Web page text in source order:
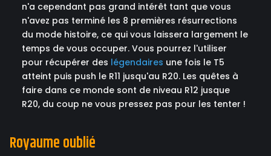
n'a cependant pas grand intérêt tant que vous
n'avez pas terminé les 8 premières résurrections
du mode histoire, ce qui vous laissera largement le
temps de vous occuper. Vous pourrez l'utiliser
pour récupérer des légendaires une fois le T5
atteint puis push le R11 jusqu'au R20. Les quêtes à
faire dans ce monde sont de niveau R12 jusque
R20, du coup ne vous pressez pas pour les tenter !
Royaume oublié